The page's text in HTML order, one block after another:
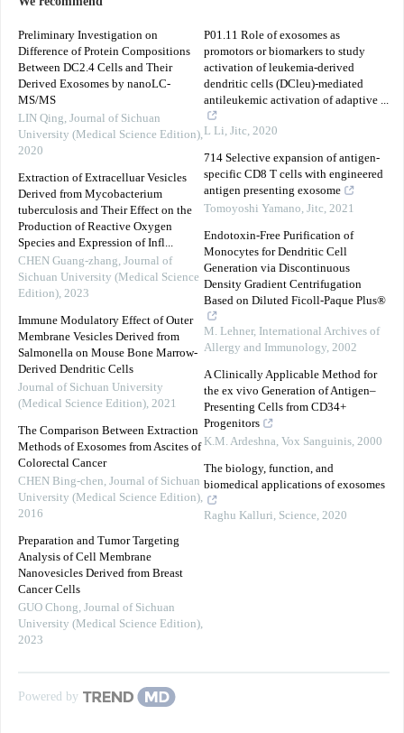
Preliminary Investigation on
Difference of Protein Compositions
Between DC2.4 Cells and Their
Derived Exosomes by nanoLC-
MS/MS
LIN Qing, Journal of Sichuan
University (Medical Science Edition),
2020
Extraction of Extracelluar Vesicles
Derived from Mycobacterium
tuberculosis and Their Effect on the
Production of Reactive Oxygen
Species and Expression of Infl...
CHEN Guang-zhang, Journal of
Sichuan University (Medical Science
Edition), 2023
Immune Modulatory Effect of Outer
Membrane Vesicles Derived from
Salmonella on Mouse Bone Marrow-
Derived Dendritic Cells
Journal of Sichuan University
(Medical Science Edition), 2021
The Comparison Between Extraction
Methods of Exosomes from Ascites of
Colorectal Cancer
CHEN Bing-chen, Journal of Sichuan
University (Medical Science Edition),
2016
Preparation and Tumor Targeting
Analysis of Cell Membrane
Nanovesicles Derived from Breast
Cancer Cells
GUO Chong, Journal of Sichuan
University (Medical Science Edition),
2023
P01.11 Role of exosomes as
promotors or biomarkers to study
activation of leukemia-derived
dendritic cells (DCleu)-mediated
antileukemic activation of adaptive ...
L Li, Jitc, 2020
714 Selective expansion of antigen-
specific CD8 T cells with engineered
antigen presenting exosome
Tomoyoshi Yamano, Jitc, 2021
Endotoxin-Free Purification of
Monocytes for Dendritic Cell
Generation via Discontinuous
Density Gradient Centrifugation
Based on Diluted Ficoll-Paque Plus®
M. Lehner, International Archives of
Allergy and Immunology, 2002
A Clinically Applicable Method for
the ex vivo Generation of Antigen–
Presenting Cells from CD34+
Progenitors
K.M. Ardeshna, Vox Sanguinis, 2000
The biology, function, and
biomedical applications of exosomes
Raghu Kalluri, Science, 2020
Powered by